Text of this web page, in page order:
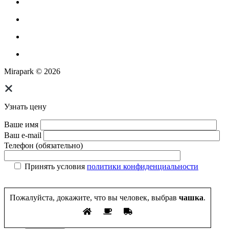
Mirapark © 2026
Узнать цену
Ваше имя
Ваш e-mail
Телефон (обязательно)
Принять условия политики конфиденциальности
Пожалуйста, докажите, что вы человек, выбрав чашка.